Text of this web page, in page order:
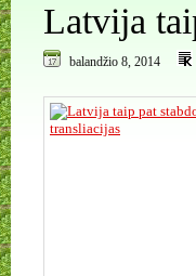
Latvija
balandžio 8, 2014